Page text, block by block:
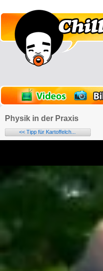
Physik in der Praxis
<< Tipp für Kartoffelch...